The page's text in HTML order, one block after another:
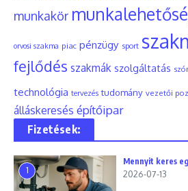
munkakör
orvosi szakma piac pénzügy sport
fejlődés szakmák szolgáltatás
technológia tervezés tudomány vezetői
álláskeresés építőipar
Fizetések:
1
Mennyit keres
2026-07-13